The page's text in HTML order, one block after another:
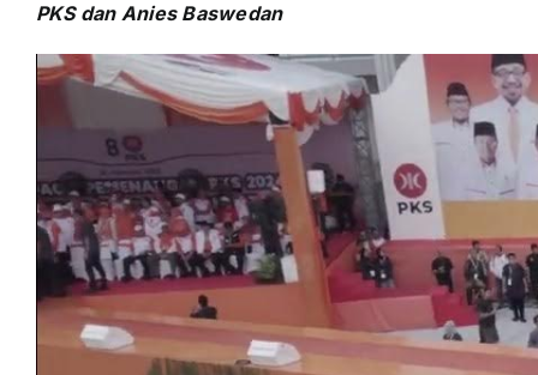
PKS dаn Anies Baswedan